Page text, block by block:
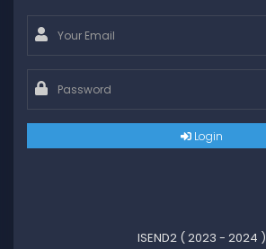
Login
ISEND2 ( 2023 - 2024 )